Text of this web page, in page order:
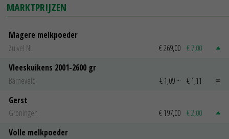
MARKTPRIJZEN
Magere melkpoeder
Zuivel NL
€ 269,00 € 7,00
Vleeskuikens 2001-2600 gr
Barneveld
€ 1,09 ~ € 1,11
Gerst
Groningen
€ 197,00 € 2,00
Volle melkpoeder